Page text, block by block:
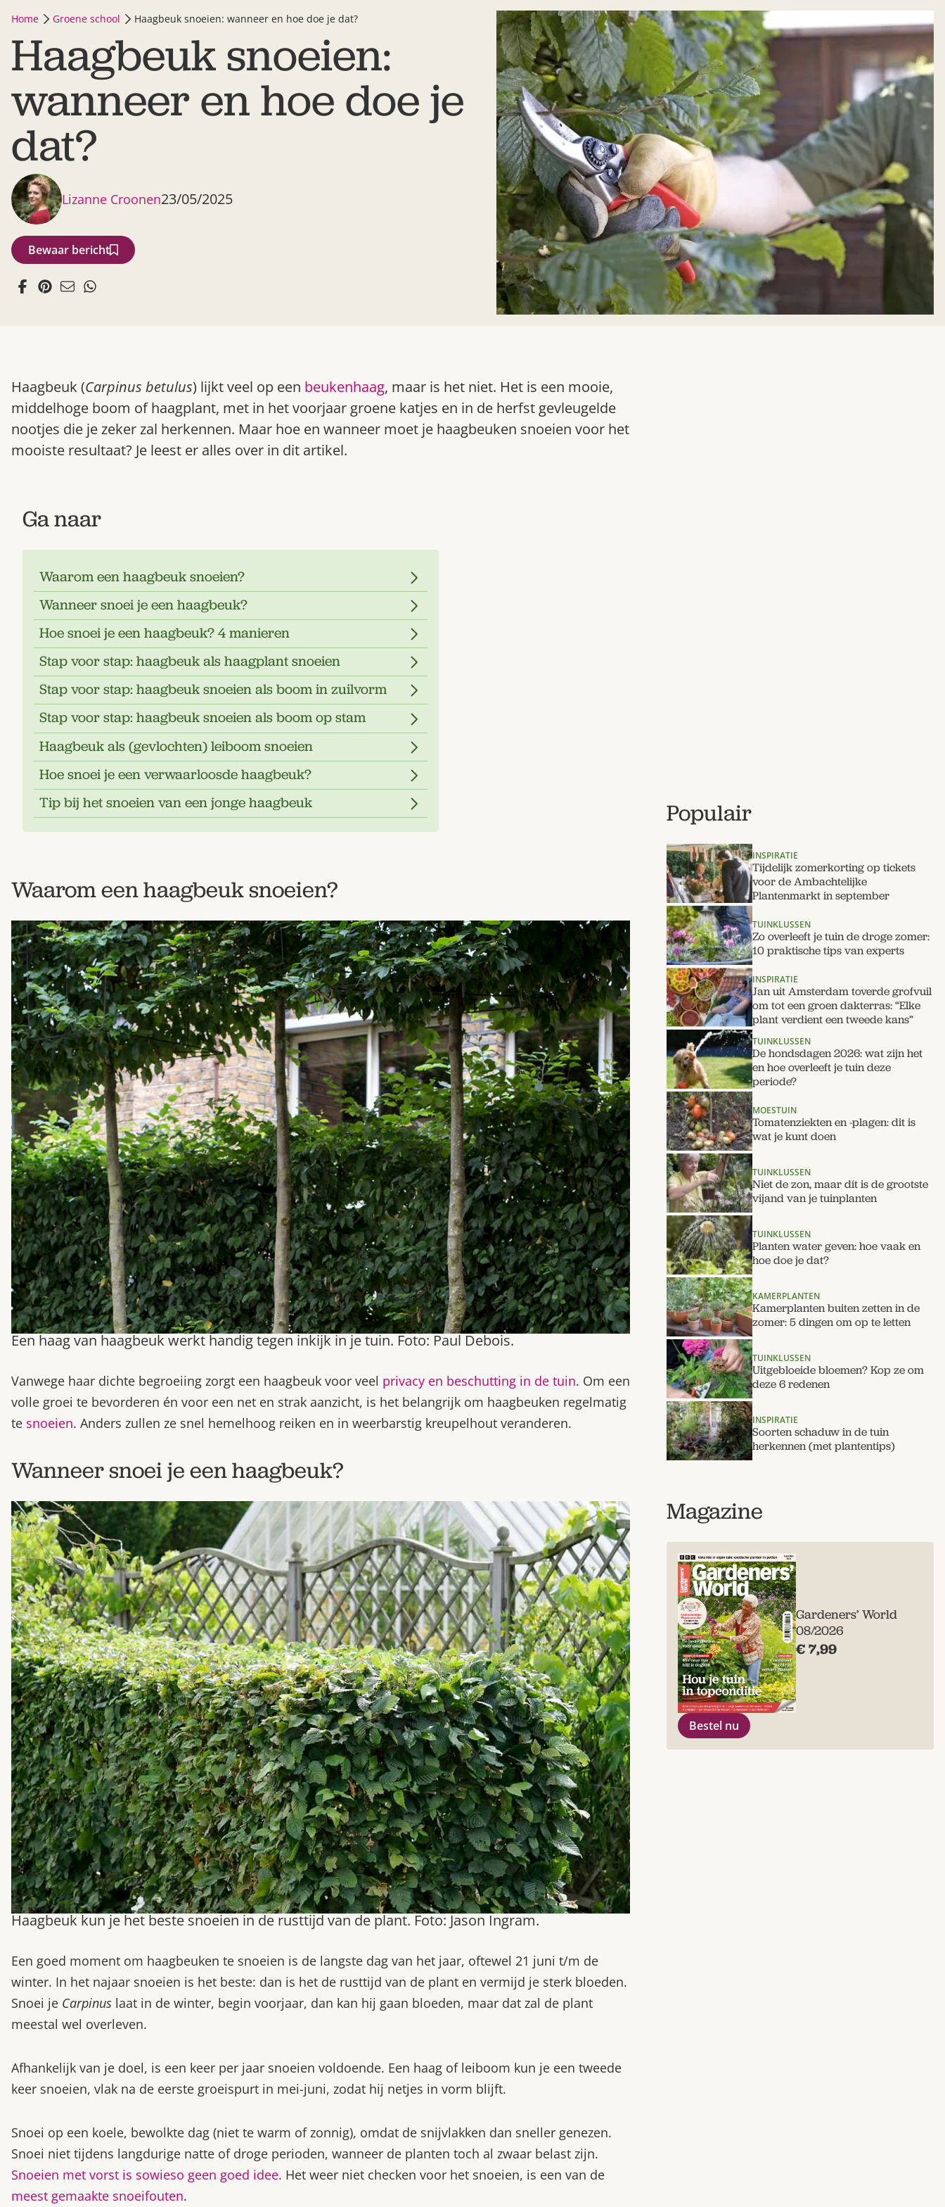
Home Groene school Haagbeuk snoeien: wanneer en hoe doe je dat?
Haagbeuk snoeien:
wanneer en hoe doe je
dat?
Lizanne Croonen23/05/2025
Bewaar bericht
Haagbeuk (Carpinus betulus) lijkt veel op een beukenhaag, maar is het niet. Het is een mooie,
middelhoge boom of haagplant, met in het voorjaar groene katjes en in de herfst gevleugelde
nootjes die je zeker zal herkennen. Maar hoe en wanneer moet je haagbeuken snoeien voor het
mooiste resultaat? Je leest er alles over in dit artikel.
Ga naar
Waarom een haagbeuk snoeien?
Wanneer snoei je een haagbeuk?
Hoe snoei je een haagbeuk? 4 manieren
Stap voor stap: haagbeuk als haagplant snoeien
Stap voor stap: haagbeuk snoeien als boom in zuilvorm
Stap voor stap: haagbeuk snoeien als boom op stam
Haagbeuk als (gevlochten) leiboom snoeien
Hoe snoei je een verwaarloosde haagbeuk?
Tip bij het snoeien van een jonge haagbeuk
Waarom een haagbeuk snoeien?
Een haag van haagbeuk werkt handig tegen inkijk in je tuin. Foto: Paul Debois.
Vanwege haar dichte begroeiing zorgt een haagbeuk voor veel privacy en beschutting in de tuin. Om een
volle groei te bevorderen én voor een net en strak aanzicht, is het belangrijk om haagbeuken regelmatig
te snoeien. Anders zullen ze snel hemelhoog reiken en in weerbarstig kreupelhout veranderen.
Wanneer snoei je een haagbeuk?
Haagbeuk kun je het beste snoeien in de rusttijd van de plant. Foto: Jason Ingram.
Een goed moment om haagbeuken te snoeien is de langste dag van het jaar, oftewel 21 juni t/m de
winter. In het najaar snoeien is het beste: dan is het de rusttijd van de plant en vermijd je sterk bloeden.
Snoei je Carpinus laat in de winter, begin voorjaar, dan kan hij gaan bloeden, maar dat zal de plant
meestal wel overleven.
Afhankelijk van je doel, is een keer per jaar snoeien voldoende. Een haag of leiboom kun je een tweede
keer snoeien, vlak na de eerste groeispurt in mei-juni, zodat hij netjes in vorm blijft.
Snoei op een koele, bewolkte dag (niet te warm of zonnig), omdat de snijvlakken dan sneller genezen.
Snoei niet tijdens langdurige natte of droge perioden, wanneer de planten toch al zwaar belast zijn.
Snoeien met vorst is sowieso geen goed idee. Het weer niet checken voor het snoeien, is een van de
meest gemaakte snoeifouten.
Populair
INSPIRATIE
Tijdelijk zomerkorting op tickets
voor de Ambachtelijke
Plantenmarkt in september
TUINKLUSSEN
Zo overleeft je tuin de droge zomer:
10 praktische tips van experts
INSPIRATIE
Jan uit Amsterdam toverde grofvuil
om tot een groen dakterras: “Elke
plant verdient een tweede kans”
TUINKLUSSEN
De hondsdagen 2026: wat zijn het
en hoe overleeft je tuin deze
periode?
MOESTUIN
Tomatenziekten en -plagen: dit is
wat je kunt doen
TUINKLUSSEN
Niet de zon, maar dít is de grootste
vijand van je tuinplanten
TUINKLUSSEN
Planten water geven: hoe vaak en
hoe doe je dat?
KAMERPLANTEN
Kamerplanten buiten zetten in de
zomer: 5 dingen om op te letten
TUINKLUSSEN
Uitgebloeide bloemen? Kop ze om
deze 6 redenen
INSPIRATIE
Soorten schaduw in de tuin
herkennen (met plantentips)
Magazine
Gardeners’ World
08/2026
€ 7,99
Bestel nu